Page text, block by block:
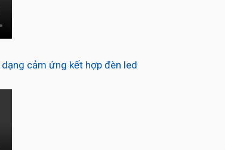
cảm ứng kết hợp đèn led